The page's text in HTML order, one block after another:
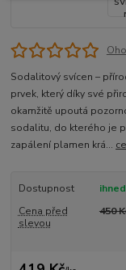
Sodalitový svícen –
prvek, který díky své
okamžitě upoutá
sodalitu, do kterého je
zapálení plamen krá...
Dostupnost
Cena před
slevou
450